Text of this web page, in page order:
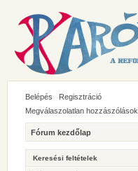
Belépés
Regisztráció
Megválaszolatlan hozzászólások
Fórum kezdőlap
Keresési feltételek